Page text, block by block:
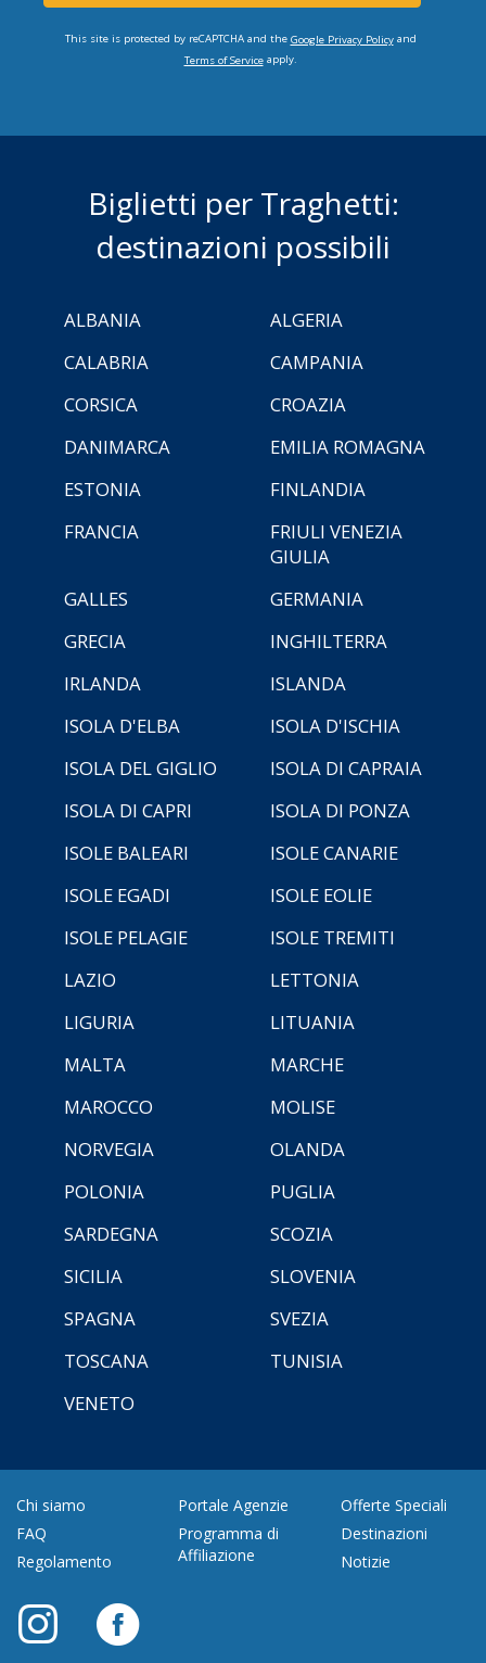
This site is protected by reCAPTCHA and the Google Privacy Policyand
Terms of Serviceapply.
Biglietti per Traghetti:
destinazioni possibili
ALBANIA
ALGERIA
CALABRIA
CAMPANIA
CORSICA
CROAZIA
DANIMARCA
EMILIA ROMAGNA
ESTONIA
FINLANDIA
FRANCIA
FRIULI VENEZIA
GIULIA
GALLES
GERMANIA
GRECIA
INGHILTERRA
IRLANDA
ISLANDA
ISOLA D'ELBA
ISOLA D'ISCHIA
ISOLA DEL GIGLIO
ISOLA DI CAPRAIA
ISOLA DI CAPRI
ISOLA DI PONZA
ISOLE BALEARI
ISOLE CANARIE
ISOLE EGADI
ISOLE EOLIE
ISOLE PELAGIE
ISOLE TREMITI
LAZIO
LETTONIA
LIGURIA
LITUANIA
MALTA
MARCHE
MAROCCO
MOLISE
NORVEGIA
OLANDA
POLONIA
PUGLIA
SARDEGNA
SCOZIA
SICILIA
SLOVENIA
SPAGNA
SVEZIA
TOSCANA
TUNISIA
VENETO
Chi siamo
FAQ
Regolamento
Portale Agenzie
Programma di
Affiliazione
Offerte Speciali
Destinazioni
Notizie